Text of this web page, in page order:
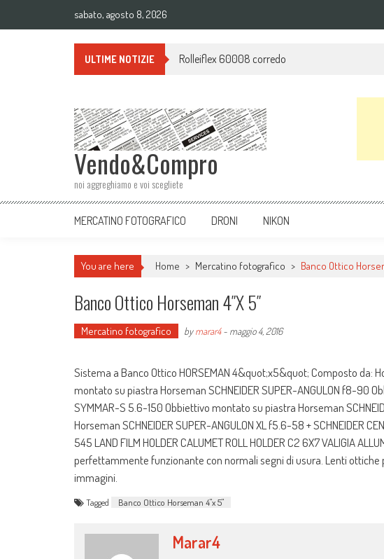
sabato, agosto 8, 2026
ULTIME NOTIZIE Rolleiflex 60008 corredo
Vendo&Compro
noi aggreghiamo e voi scegliete
MERCATINO FOTOGRAFICO DRONI NIKON
You are here Home > Mercatino fotografico > Banco Ottico
Banco Ottico Horseman 4″x 5″
Mercatino fotografico bymarar4- maggio 4, 2016
Sistema a Banco Ottico HORSEMAN 4&quot;x5&quot; Composto da:
montato su piastra Horseman SCHNEIDER SUPER-ANGULON f8-90
SYMMAR-S 5.6-150 Obbiettivo montato su piastra Horseman
Horseman SCHNEIDER SUPER-ANGULON XL f5.6-58 + SCHNEIDER
545 LAND FILM HOLDER CALUMET ROLL HOLDER C2 6X7 VALIGIA
perfettammente funzionante con normali segni di usura. Lenti
immagini.
Tagged Banco Ottico Horseman 4"x 5"
Marar4